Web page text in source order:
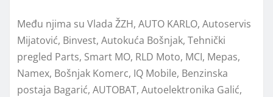
Među njima su Vlada ŽZH, AUTO KARLO, Autoservis
Mijatović, Binvest, Autokuća Bošnjak, Tehnički
pregled Parts, Smart MO, RLD Moto, MCI, Mepas,
Namex, Bošnjak Komerc, IQ Mobile, Benzinska
postaja Bagarić, AUTOBAT, Autoelektronika Galić,